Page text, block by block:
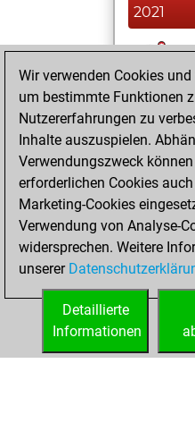
2021
You
slow
You
=1 -13
your
März 21,
You
your
Wir verwenden Cookies
um bestimmte Funktionen
Nutzererfahrungen zu
Inhalte auszuspielen.
Verwendungszweck
erforderlichen Cookies
Marketing-Cookies
Verwendung von Analyse-
widersprechen. Weitere
unserer
Detaillierte
Informationen